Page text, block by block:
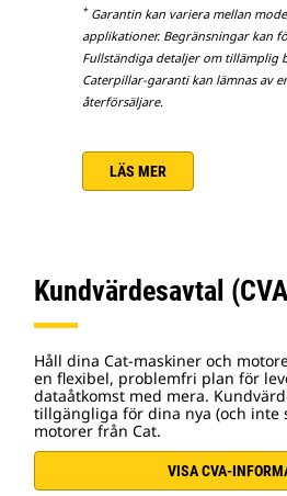
*Garantin kan variera mellan
applikationer. Begränsningar kan
Fullständiga detaljer om tillämplig
Caterpillar-garanti kan lämnas av
återförsäljare.
LÄS MER
Kundvärdesavtal
Håll dina Cat-maskiner och
en flexibel, problemfri plan för
dataåtkomst med mera.
tillgängliga för dina nya (och inte
motorer från Cat.
VISA CVA-